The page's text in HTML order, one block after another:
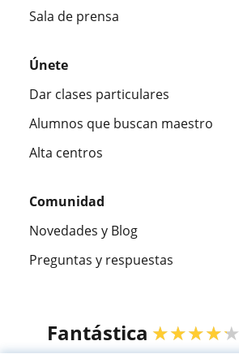
Sala de prensa
Únete
Dar clases particulares
Alumnos que buscan maestro
Alta centros
Comunidad
Novedades y Blog
Preguntas y respuestas
Fantástica ★★★★★